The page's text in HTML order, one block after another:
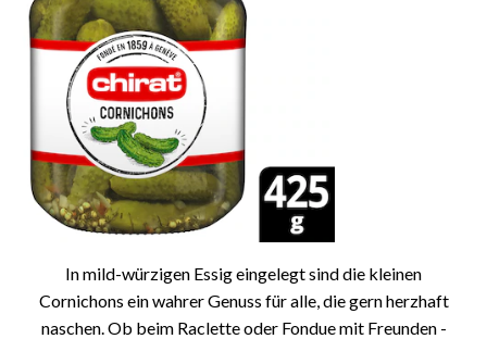
In mild-würzigen Essig eingelegt sind die kleinen
Cornichons ein wahrer Genuss für alle, die gern herzhaft
naschen. Ob beim Raclette oder Fondue mit Freunden -